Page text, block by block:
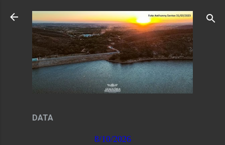
Pular para o conteúdo principal
DATA
8/10/2026